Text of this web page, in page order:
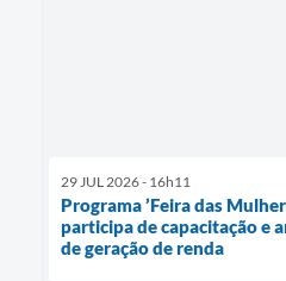
29 JUL 2026 - 16h11
Programa ’Feira das
participa de capacitação e
de geração de renda